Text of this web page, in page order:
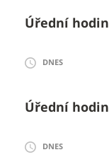
Úřední
DNES
Úřední
DNES